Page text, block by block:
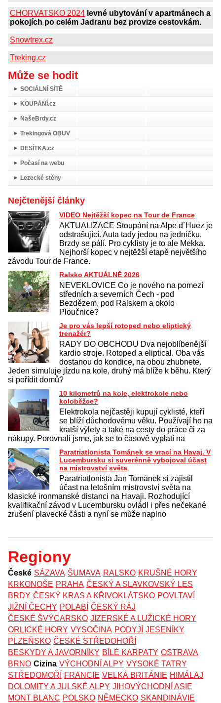
CHORVATSKO 2024 levné ubytování v apartmánech a
pokojích po celém Jadranu bez provize cestovkám.
Snowtrex.cz
Treking.cz
Může se hodit
SOCIÁLNÍ SÍTĚ
KOUPÁNÍ.cz
NašeBrdy.cz
Trekingová OBUV
DESÍTKA.cz
Počasí na webu
Lezecké stěny
Nejčtenější články
VIDEO Nejtěžší kopec na Tour de France
AKTUALIZACE Stoupání na Alpe d´Huez je
odstrašující. Auta tady jedou na jedničku.
Brzdy se pálí. Pro cyklisty je to ale Mekka.
Nejhorší kopec v nejtěžší etapě největšího
závodu Tour de France.
Ralsko AKTUÁLNĚ 2026
NEVEKLOVICE Co je nového na pomezí
středních a severních Čech - pod
Bezdězem, pod Ralskem a okolo
Ploučnice?
Je pro vás lepší rotoped nebo eliptický
trenažér?
RADY DO OBCHODU Dva nejoblíbenější
kardio stroje. Rotoped a eliptical. Oba vás
dostanou do kondice, na obou zhubnete.
Jeden simuluje jízdu na kole, druhý má blíže k běhu. Který
si pořídit domů?
10 kilometrů na kole, elektrokole nebo
koloběžce?
Elektrokola nejčastěji kupují cyklisté, kteří
se blíží důchodovému věku. Používají ho na
kratší výlety a také na cesty do práce či za
nákupy. Porovnali jsme, jak se to časově vyplatí na
Paratriatlonista Tománek se vrací na Havaj. V
Lucembursku si suverénně vybojoval účast
na mistrovství světa
Paratriatlonista Jan Tománek si zajistil
účast na letošním mistrovství světa na
klasické ironmanské distanci na Havaji. Rozhodující
kvalifikační závod v Lucembursku ovládl i přes nečekané
zrušení plavecké části a nyní se může naplno
Regiony
České SÁZAVA ŠUMAVA RALSKO KRUŠNÉ HORY
KRKONOŠE PRAHA ČESKÝ A SLAVKOVSKÝ LES
BRDY ČESKÝ KRAS A KŘIVOKLÁTSKO POVLTAVÍ
JIŽNÍ ČECHY POLABÍ ČESKÝ RÁJ
ČESKÉ ŠVÝCARSKO JIZERSKÉ A LUŽICKÉ HORY
ORLICKÉ HORY VYSOČINA PODYJÍ JESENÍKY
PLZEŇSKO ČESKÉ STŘEDOHOŘÍ
BESKYDY A JAVORNÍKY BÍLÉ KARPATY OSTRAVA
BRNO Cizina VÝCHODNÍ ALPY VYSOKÉ TATRY
STŘEDOMOŘÍ
FRANCIE VELKÁ BRITÁNIE HIMÁLAJ
DOLOMITY A JULSKÉ ALPY JIHOVÝCHODNÍ ASIE
MONT BLANC POLSKO NĚMECKO SKANDINÁVIE